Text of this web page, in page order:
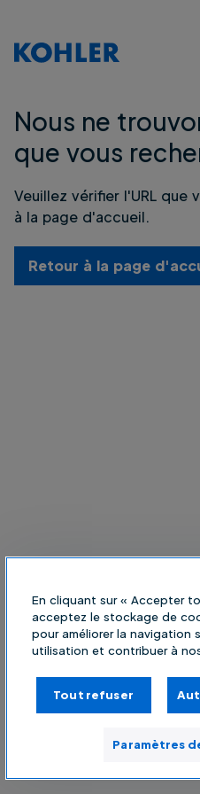
Nous ne
que vous
Veuillez vérifier l'URL que
à la page d'accueil.
Retour à la page
En cliquant sur « Accepter
acceptez le stockage de
pour améliorer la navigation
utilisation et contribuer à
Tout refuser
Paramètres